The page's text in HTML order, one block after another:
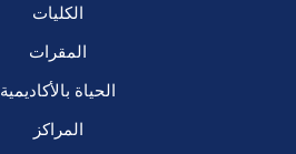
الكليات
المقرات
الحياة بالأكاديمية
المراكز